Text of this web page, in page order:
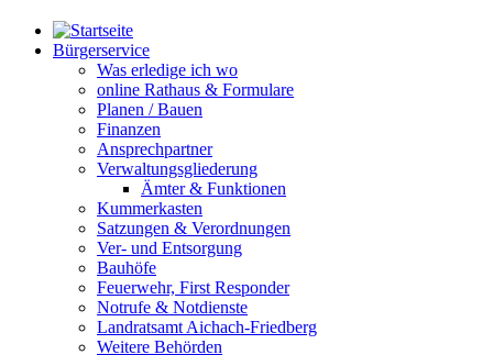
Bürgerservice
Was erledige ich wo
online Rathaus & Formulare
Planen / Bauen
Finanzen
Ansprechpartner
Verwaltungsgliederung
Ämter & Funktionen
Kummerkasten
Satzungen & Verordnungen
Ver- und Entsorgung
Bauhöfe
Feuerwehr, First Responder
Notrufe & Notdienste
Landratsamt Aichach-Friedberg
Weitere Behörden